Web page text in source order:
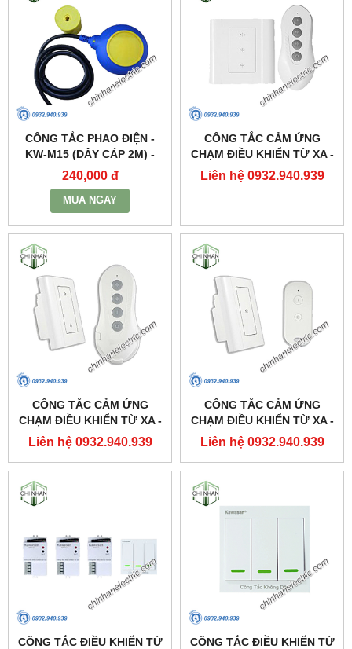
CÔNG TẮC PHAO ĐIỆN -
KW-M15 (DÂY CÁP 2M) -
KAWASAN
240,000 đ
MUA NGAY
CÔNG TẮC CẢM ỨNG
CHẠM ĐIỀU KHIỂN TỪ XA -
DK3S(3 KÊNH) - KAWASAN
Liên hệ 0932.940.939
CÔNG TẮC CẢM ỨNG
CHẠM ĐIỀU KHIỂN TỪ XA -
DK2S(2 KÊNH) - KAWASAN
Liên hệ 0932.940.939
CÔNG TẮC CẢM ỨNG
CHẠM ĐIỀU KHIỂN TỪ XA -
DK1S(1 KÊNH) - KAWASAN
Liên hệ 0932.940.939
CÔNG TẮC ĐIỀU KHIỂN TỪ
CÔNG TẮC ĐIỀU KHIỂN TỪ